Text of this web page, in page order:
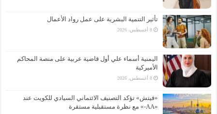
تأثير التنمية البشرية على عمل رواد الأعمال
8 أغسطس، 2026
اليمنية أسماء علي أول قاضية عربية على منصة المحاكم
الأميركية
8 أغسطس، 2026
«فيتش» تؤكد التصنيف الائتماني السيادي للكويت عند
«AA-» مع نظرة مستقبلية مستقرة